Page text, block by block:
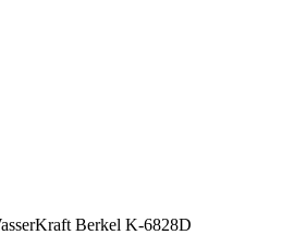
Berkel K-6828D